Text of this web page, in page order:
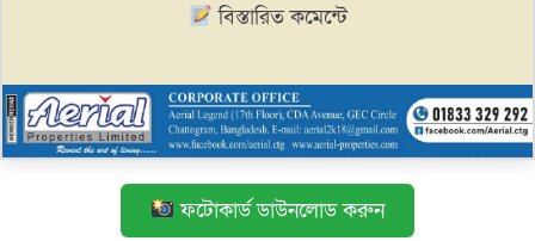
বিস্তারিত কমেন্টে
ফটোকার্ড ডাউনলোড করুন